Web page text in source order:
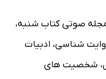
صوتی کتاب شنبه،
شناسی، ادبیات
، شخصیت های